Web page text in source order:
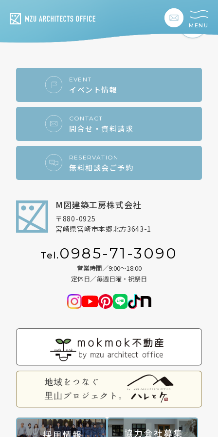
MENU
私たちの事業
私たちの家づくり
建築事例
お客様の暮らし
会社情報
採用情報
BLOG
NEWS
イベント情報
資料請求・お問い合わせ
Tel.0985-71-3090
EVENT
イベント情報
CONTACT
問合せ・資料請求
RESERVATION
無料相談会ご予約
M図建築工房株式会社
〒880-0925
宮崎県宮崎市本郷北方3643-1
Tel.0985-71-3090
営業時間／9:00～18:00
定休日／毎週日曜・祝祭日